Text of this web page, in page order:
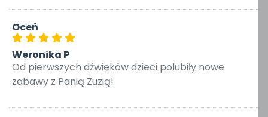
Oceń
Weronika P
Od pierwszych dźwięków dzieci polubiły nowe
zabawy z Panią Zuzią!